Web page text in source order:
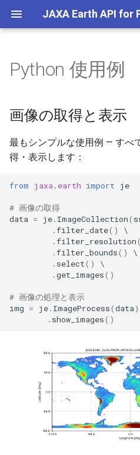
期
化
画像の取得と表示
コレクションIDとバンドの検
索
関心領域を指定した画像の取
得と表示
バウンディングボックスで
関心領域を指定
GeoJSONで関心領域を指定
マスク画像の取得と表示
範囲データのピクセル抽出
特定値のピクセル抽出
ビット値によるピクセル抽
差分画像の取得と表示
合成画像の取得と表示
MCP サーバー
データベース
COG/STAC ジェネレーター
アクセス解析
Python 使用例
画像の取得と表示
最もシンプルな使用例 — すべ
得・表示します：
from jaxa.earth import je
# 画像の取得
data = je. ImageCollection(
.filter_date()
.filter_resolution
.filter_bounds()
. select()
.get_images()
# 画像の処理と表示
img = je. ImageProcess(data)
. show_images()